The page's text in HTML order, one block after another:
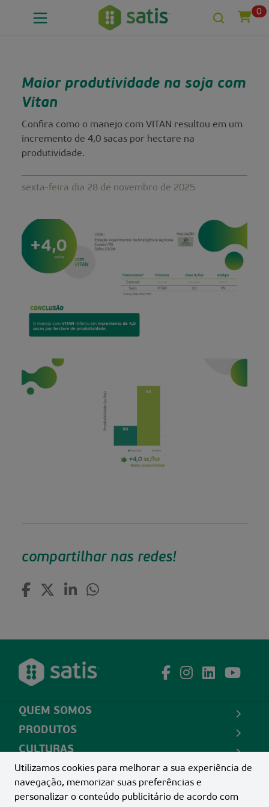
0
Maior produtividade na soja com
Vitan
Confira como o manejo com VITAN resultou em um
incremento de 4,0 sacas por hectare na
produtividade.
sexta-feira dia 28 de novembro de 2025
compartilhar nas redes!
QUEM SOMOS
PRODUTOS
CULTURAS
CONTATO
SATIS INDÚSTRIA E COMÉRCIO LTDA -
Utilizamos cookies para melhorar a sua experiência de
navegação, memorizar suas preferências e
personalizar o conteúdo publicitário de acordo com